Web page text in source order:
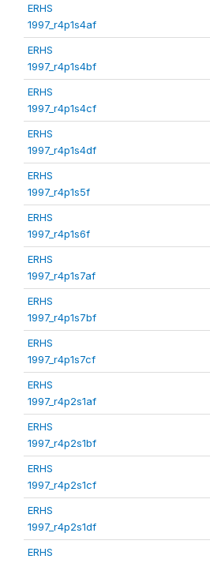
ERHS
1997_r4p1s4af
ERHS
1997_r4p1s4bf
ERHS
1997_r4p1s4cf
ERHS
1997_r4p1s4df
ERHS
1997_r4p1s5f
ERHS
1997_r4p1s6f
ERHS
1997_r4p1s7af
ERHS
1997_r4p1s7bf
ERHS
1997_r4p1s7cf
ERHS
1997_r4p2s1af
ERHS
1997_r4p2s1bf
ERHS
1997_r4p2s1cf
ERHS
1997_r4p2s1df
ERHS